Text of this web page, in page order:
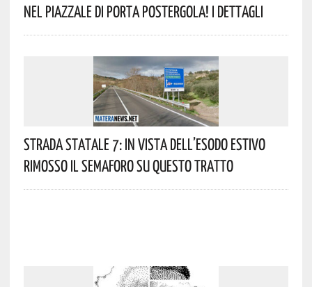
Nel Piazzale Di Porta Postergola! I Dettagli
Strada Statale 7: In Vista Dell’esodo Estivo
Rimosso Il Semaforo Su Questo Tratto